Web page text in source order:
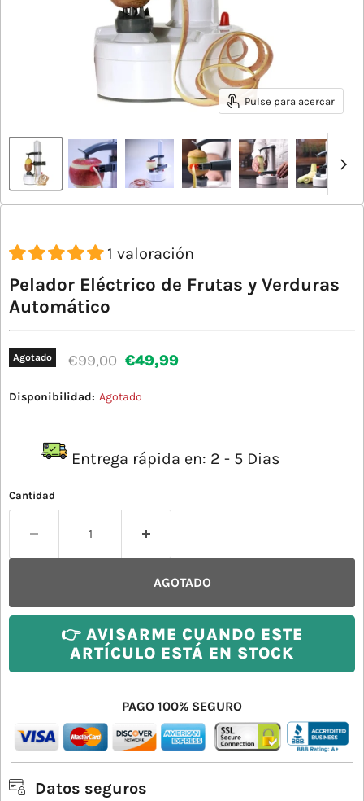
Pulse para acercar
1 valoración
Pelador Eléctrico de Frutas y Verduras
Automático
Agotado Precio original
€99,00 Precio actual
€49,99
Disponibilidad: Agotado
Entrega rápida en: 2 - 5 Dias
Cantidad
AGOTADO
👉 AVISARME CUANDO ESTE
ARTÍCULO ESTÁ EN STOCK
PAGO 100% SEGURO
Datos seguros